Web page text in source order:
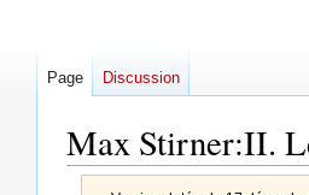
Max Stirner:II.
Page Discussion